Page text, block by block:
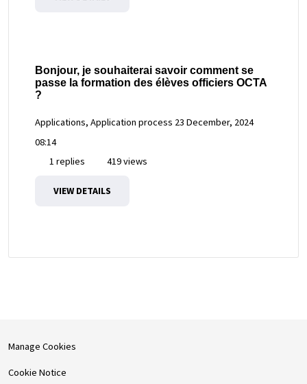
Bonjour, je souhaiterai savoir comment se
passe la formation des élèves officiers OCTA
?
Applications, Application process 23 December, 2024
08:14
1 replies
419 views
VIEW DETAILS
Manage Cookies
Cookie Notice